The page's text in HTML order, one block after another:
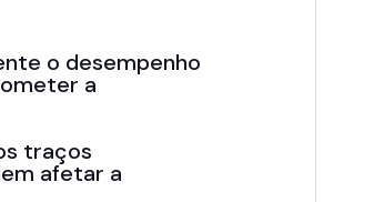
o desempenho
a
traços
afetar a